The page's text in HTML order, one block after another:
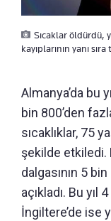
Sıcaklar öldürdü,
kayıplarının yanı
Almanya’da bu
bin 800’den
sıcaklıklar, 75
şekilde etkiledi.
dalgasının 5
açıkladı. Bu yıl
İngiltere’de ise